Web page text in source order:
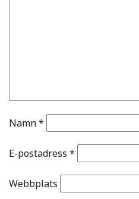
Namn*
E-postadress *
Webbplats